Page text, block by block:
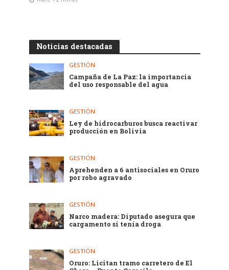
Noticias destacadas
GESTIÓN
Campaña de La Paz: la importancia
del uso responsable del agua
GESTIÓN
Ley de hidrocarburos busca reactivar
producción en Bolivia
GESTIÓN
Aprehenden a 6 antisociales en Oruro
por robo agravado
GESTIÓN
Narco madera: Diputado asegura que
cargamento sí tenía droga
GESTIÓN
Oruro: Licitan tramo carretero de El